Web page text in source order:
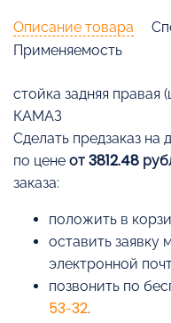
Описание товара
Применяемость
стойка задняя
КАМАЗ
Cделать предзаказ на
по цене от 3812.48
заказа:
положить в
оставить заявку
электронной
позвонить по
53-32.